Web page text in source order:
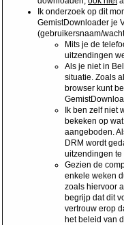
Ik onderzoek op dit
GemistDownloader je
(gebruikersnaam/
Mits je de
uitzendingen
Als je niet in
situatie. Zoals
browser kunt
Ik ben zelf niet
bekeken op
aangeboden.
DRM wordt
uitzendingen
Gezien de
enkele weken
zoals hiervoor
begrijp dat dit
vertrouw erop
het beleid van